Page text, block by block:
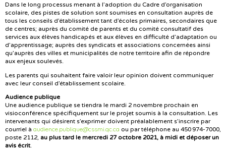
Dans le long processus menant à l’adoption du Cadre d’organisation
scolaire, des pistes de solution sont soumises en consultation auprès de
tous les conseils d’établissement tant d’écoles primaires, secondaires que
de centres; auprès du comité de parents et du comité consultatif des
services aux élèves handicapés et aux élèves en difficulté d’adaptation ou
d’apprentissage; auprès des syndicats et associations concernées ainsi
qu’auprès des villes et municipalités de notre territoire afin de répondre
aux enjeux soulevés.
Les parents qui souhaitent faire valoir leur opinion doivent communiquer
avec leur conseil d’établissement scolaire.
Audience publique
Une audience publique se tiendra le mardi 2 novembre prochain en
visioconférence spécifiquement sur le projet soumis à la consultation. Les
intervenants qui désirent s’exprimer doivent préalablement s’inscrire par
courriel à audience.publique@cssmi.qc.ca ou par téléphone au 450 974-7000,
poste 2112, au plus tard le mercredi 27 octobre 2021, à midi et déposer un
avis écrit.